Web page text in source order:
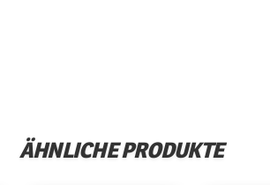
ÄHNLICHE PRODUKTE